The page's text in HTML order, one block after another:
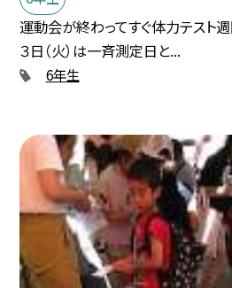
運動会が終わってすぐ体力テスト週
３日（火）は一斉測定日と...
6年生